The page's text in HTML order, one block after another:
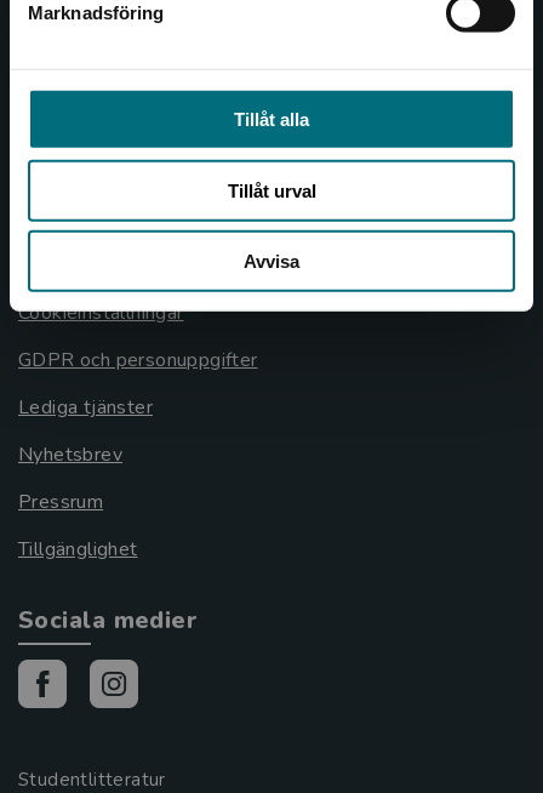
Marknadsföring
Tillåt alla
Tillåt urval
Avvisa
Köpvillkor
Allmänna länkar
Om oss
Cookieinställningar
GDPR och personuppgifter
Lediga tjänster
Nyhetsbrev
Pressrum
Tillgänglighet
Sociala medier
Studentlitteratur